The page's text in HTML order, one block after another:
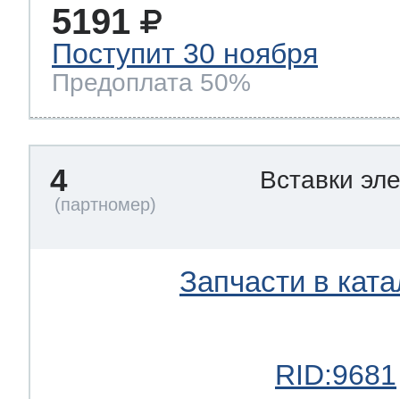
5191
Поступит 30 ноября
Предоплата 50%
4 Вставки
Запчасти в
RID:9681